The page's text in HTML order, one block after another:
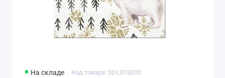
На складе Код товара: SDL018200